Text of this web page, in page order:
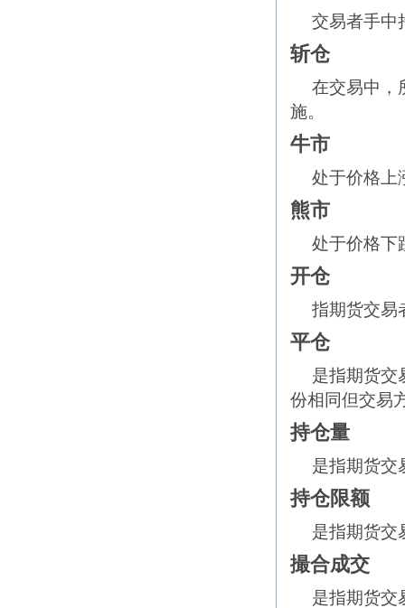
交易者手中
斩仓
在交易中，
施。
牛市
处于价格上
熊市
处于价格下
开仓
指期货交易
平仓
是指期货交
份相同但交易
持仓量
是指期货交
持仓限额
是指期货交
撮合成交
是指期货交